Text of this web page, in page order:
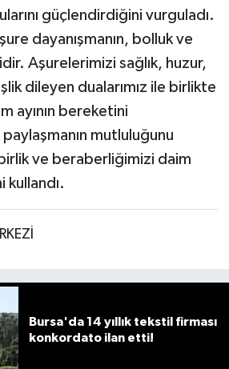
güçlendirdiğini vurguladı.
dayanışmanın, bolluk ve
Aşurelerimizi sağlık, huzur,
dileyen dualarımız ile birlikte
ayının bereketini
mutluluğunu
ve beraberliğimizi daim
kullandı.
Bursa'da 14 yıllık tekstil firması
konkordato ilan etti!